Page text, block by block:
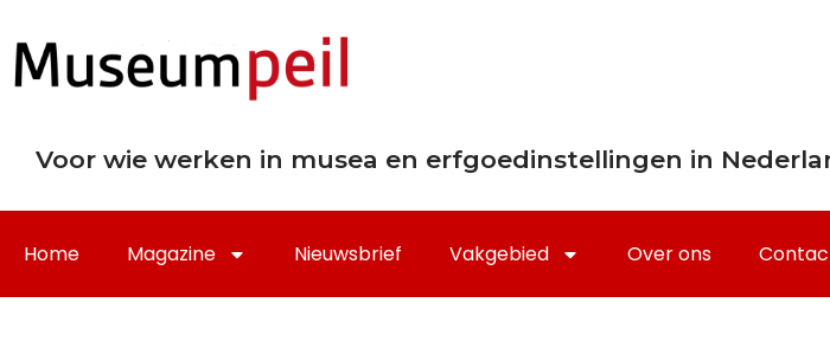
Voor wie werken in musea en erfgoedinstellingen in
Home Magazine Nieuwsbrief Vakgebied Over ons